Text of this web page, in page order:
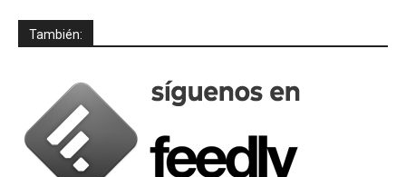
También: